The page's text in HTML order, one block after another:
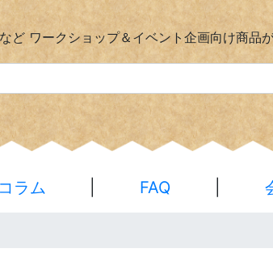
ど ワークショップ＆イベント企画向け商品
コラム FAQ